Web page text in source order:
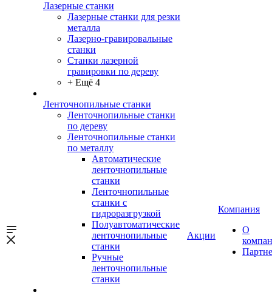
Лазерные станки
Лазерные станки для резки
металла
Лазерно-гравировальные
станки
Станки лазерной
гравировки по дереву
+ Ещё 4
Ленточнопильные станки
Ленточнопильные станки
по дереву
Ленточнопильные станки
по металлу
Автоматические
ленточнопильные
станки
Ленточнопильные
станки с
гидроразгрузкой
Полуавтоматические
ленточнопильные
станки
Ручные
ленточнопильные
станки
Акции
Компания
О